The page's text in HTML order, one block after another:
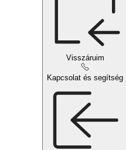
Visszáruim
Kapcsolat és segítség